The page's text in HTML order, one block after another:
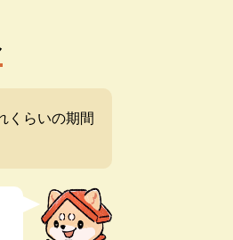
くらいの期間